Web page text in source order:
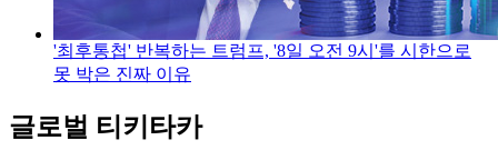
'최후통첩' 반복하는 트럼프, '8일 오전 9시'를 시한으로
못 박은 진짜 이유
글로벌 티키타카